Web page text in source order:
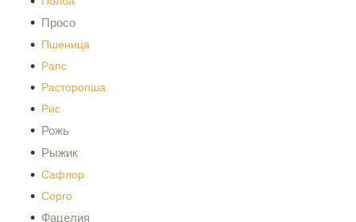
Просо
Пшеница
Рапс
Расторопша
Рис
Рожь
Рыжик
Сафлор
Сорго
Фацелия